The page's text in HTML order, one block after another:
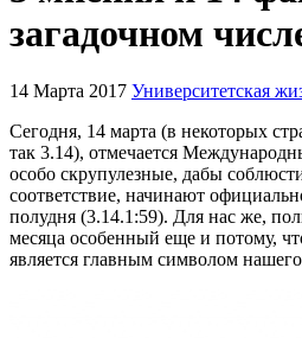
загадочном
14 Марта 2017 Университетская
Сегодня, 14 марта (в некоторых
так 3.14), отмечается
особо скрупулезные, дабы
соответствие, начинают
полудня (3.14.1:59). Для нас же,
месяца особенный еще и потому,
является главным символом